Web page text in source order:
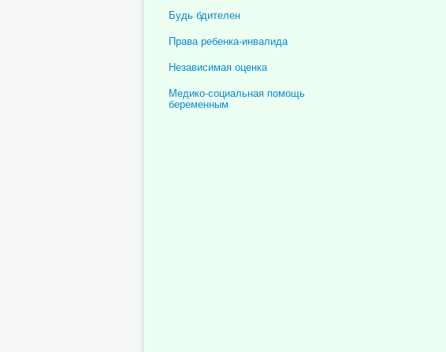
Будь бдителен
Права ребенка-инвалида
Независимая оценка
Медико-социальная помощь
беременным